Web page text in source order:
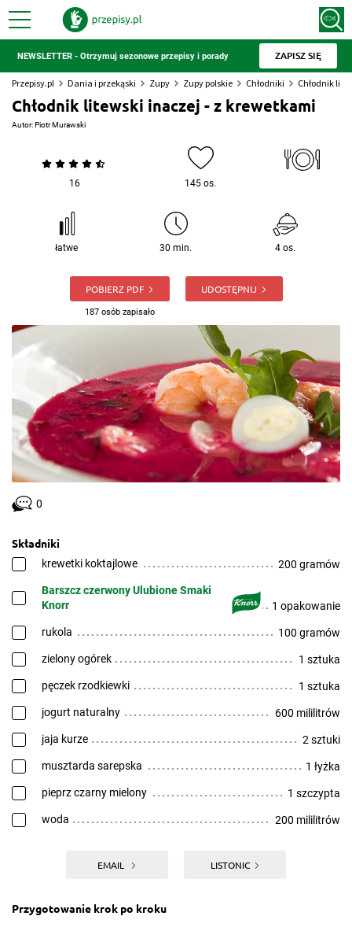
NEWSLETTER - Otrzymuj sezonowe przepisy i porady ZAPISZ SIĘ
Przepisy.pl Dania i przekąski Zupy Zupy polskie Chłodniki Chłodnik
Chłodnik litewski inaczej - z krewetkami
Autor:Piotr Murawski
16 145 os.
łatwe 30 min. 4 os.
POBIERZ PDF
187 osób zapisało
UDOSTĘPNIJ
0
Składniki
krewetki koktajlowe 200 gramów
Barszcz czerwony Ulubione Smaki
Knorr
1 opakowanie
rukola 100 gramów
zielony ogórek 1 sztuka
pęczek rzodkiewki 1 sztuka
jogurt naturalny 600 mililitrów
jaja kurze 2 sztuki
musztarda sarepska 1 łyżka
pieprz czarny mielony 1 szczypta
woda 200 mililitrów
EMAIL LISTONIC
Przygotowanie krok po kroku